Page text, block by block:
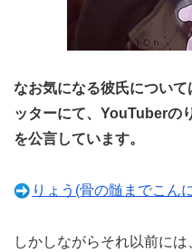
なお気になる彼氏につい
ッターにて、YouTuberの
を公言しています。
りょう(骨の髄までこん
しかしながらそれ以前に